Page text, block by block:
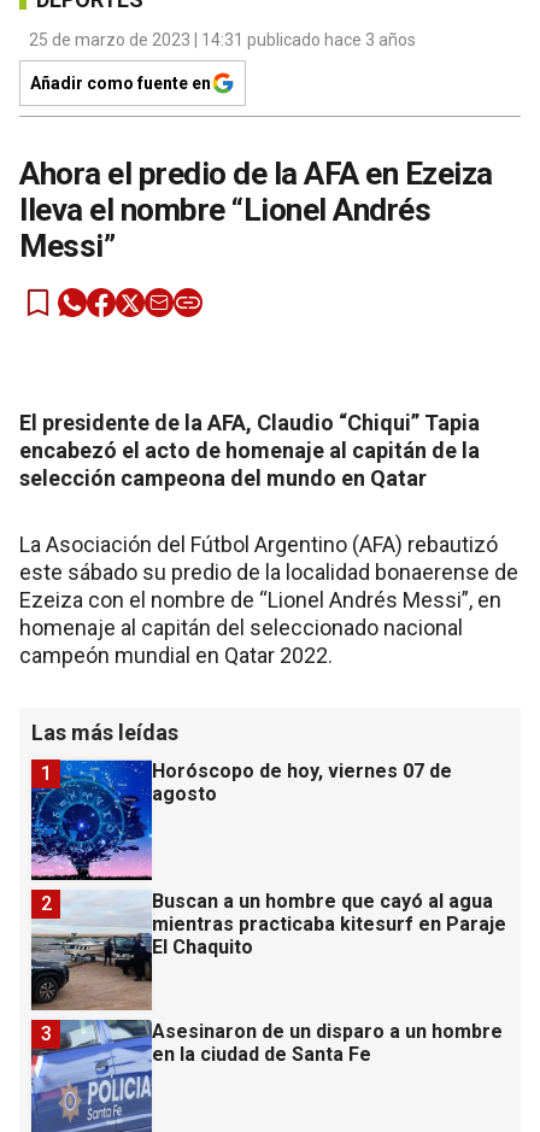
25 de marzo de 2023 | 14:31 publicado hace 3 años
Añadir como fuente en
Ahora el predio de la AFA en Ezeiza
lleva el nombre “Lionel Andrés
Messi”
El presidente de la AFA, Claudio “Chiqui” Tapia
encabezó el acto de homenaje al capitán de la
selección campeona del mundo en Qatar
La Asociación del Fútbol Argentino (AFA) rebautizó
este sábado su predio de la localidad bonaerense de
Ezeiza con el nombre de “Lionel Andrés Messi”, en
homenaje al capitán del seleccionado nacional
campeón mundial en Qatar 2022.
Las más leídas
Horóscopo de hoy, viernes 07 de
agosto
1
Buscan a un hombre que cayó al agua
mientras practicaba kitesurf en Paraje
El Chaquito
2
Asesinaron de un disparo a un hombre
en la ciudad de Santa Fe
3